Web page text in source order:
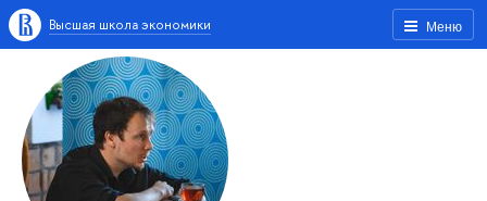
Меню
Высшая школа экономики